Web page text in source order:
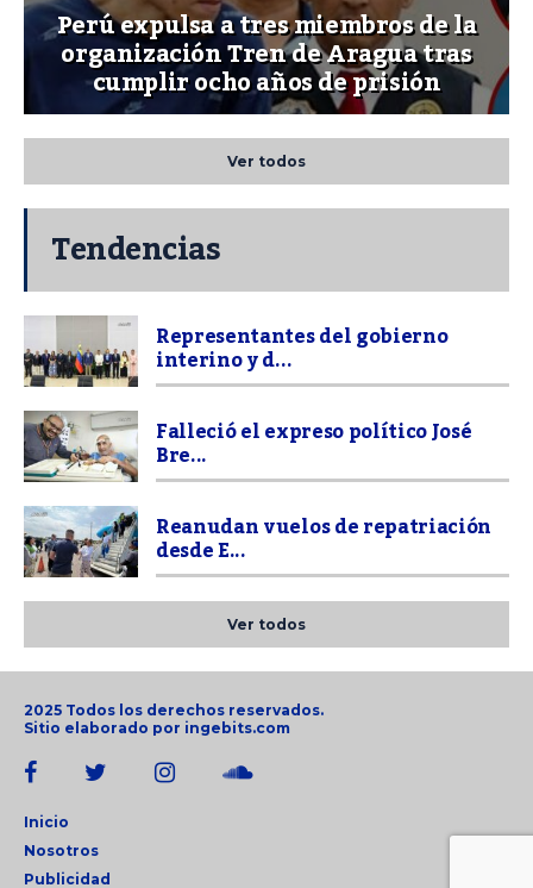
Perú expulsa a tres miembros de la
organización Tren de Aragua tras
cumplir ocho años de prisión
Ver todos
Tendencias
Representantes del gobierno
interino y d...
Falleció el expreso político José
Bre...
Reanudan vuelos de repatriación
desde E...
Ver todos
2025 Todos los derechos reservados.
Sitio elaborado por ingebits.com
Inicio
Nosotros
Publicidad